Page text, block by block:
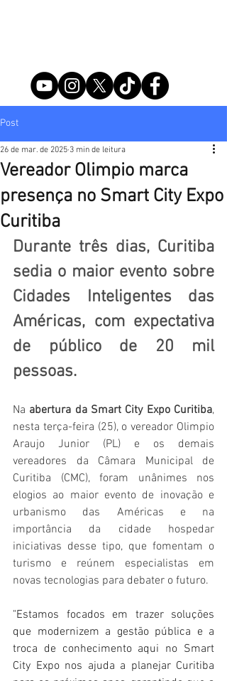
Post
Vereador Olimpio marca
presença no Smart City Expo
Curitiba
26 de mar. de 2025 3 min de leitura
Durante três dias, Curitiba
sedia o maior evento sobre
Cidades Inteligentes das
Américas, com expectativa
de público de 20 mil
pessoas.
Na abertura da Smart City Expo Curitiba,
nesta terça-feira (25), o vereador Olimpio
Araujo Junior (PL) e os demais
vereadores da Câmara Municipal de
Curitiba (CMC), foram unânimes nos
elogios ao maior evento de inovação e
urbanismo das Américas e na
importância da cidade hospedar
iniciativas desse tipo, que fomentam o
turismo e reúnem especialistas em
novas tecnologias para debater o futuro.
"Estamos focados em trazer soluções
que modernizem a gestão pública e a
troca de conhecimento aqui no Smart
City Expo nos ajuda a planejar Curitiba